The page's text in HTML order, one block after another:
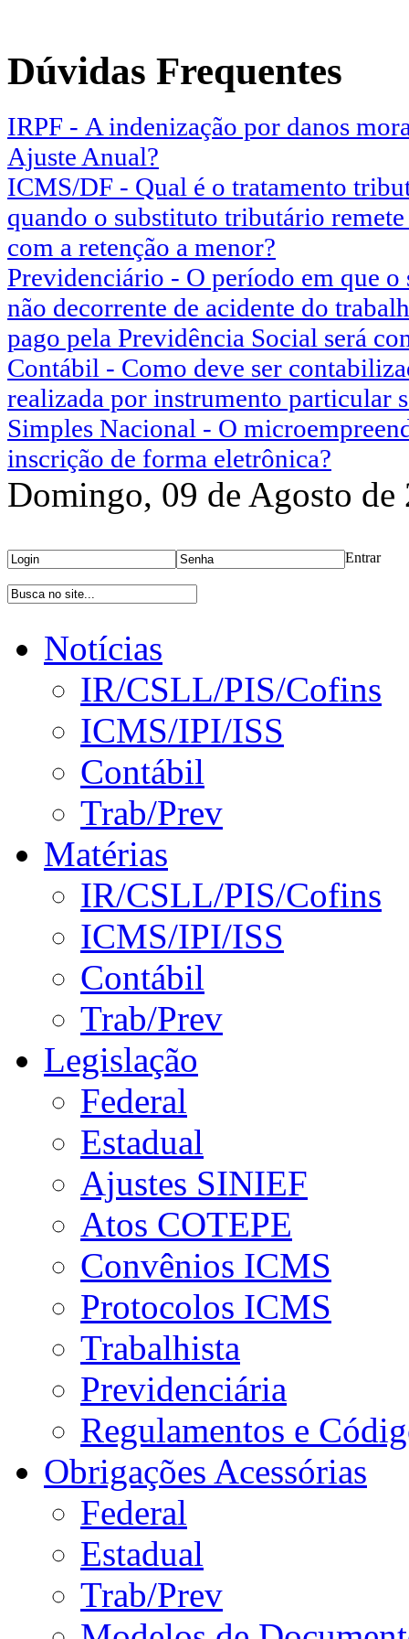
Dúvidas Frequentes
IRPF - A indenização por danos
Ajuste Anual?
ICMS/DF - Qual é o tratamento
quando o substituto tributário
com a retenção a menor?
Previdenciário - O período em que
não decorrente de acidente do
pago pela Previdência Social será
Contábil - Como deve ser
realizada por instrumento particular
Simples Nacional - O
inscrição de forma eletrônica?
Domingo, 09 de Agosto de
Entrar
Notícias
IR/CSLL/PIS/Cofins
ICMS/IPI/ISS
Contábil
Trab/Prev
Matérias
IR/CSLL/PIS/Cofins
ICMS/IPI/ISS
Contábil
Trab/Prev
Legislação
Federal
Estadual
Ajustes SINIEF
Atos COTEPE
Convênios ICMS
Protocolos ICMS
Trabalhista
Previdenciária
Regulamentos e
Obrigações Acessórias
Federal
Estadual
Trab/Prev